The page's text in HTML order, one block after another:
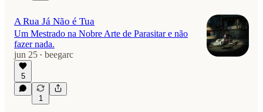
A Rua Já Não é Tua
Um Mestrado na Nobre Arte de Parasitar e não
fazer nada.
jun 25 • beegarc
5
1